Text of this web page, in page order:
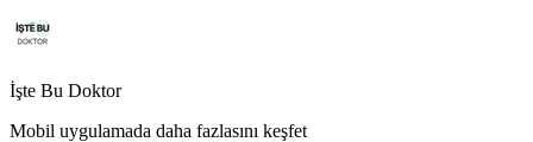
İşte Bu Doktor
Mobil uygulamada daha fazlasını keşfet